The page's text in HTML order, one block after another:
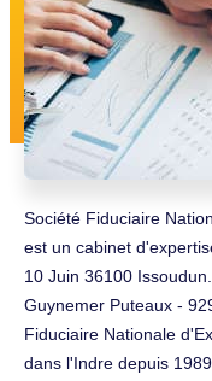
Société Fiduciaire
est un cabinet
10 Juin 36100
Guynemer Puteaux -
Fiduciaire Nationale
dans l'Indre depuis